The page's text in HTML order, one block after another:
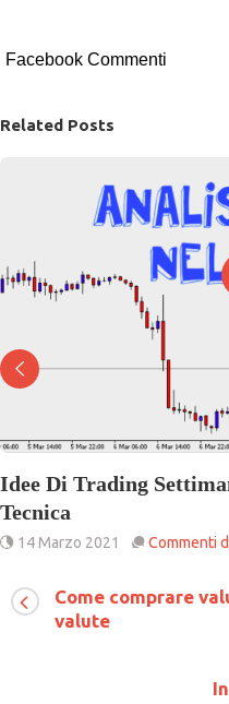
Facebook Commenti
Related Posts
Idee Di Trading
Tecnica
14 Marzo 2021 Commenti
Come comprare
valute